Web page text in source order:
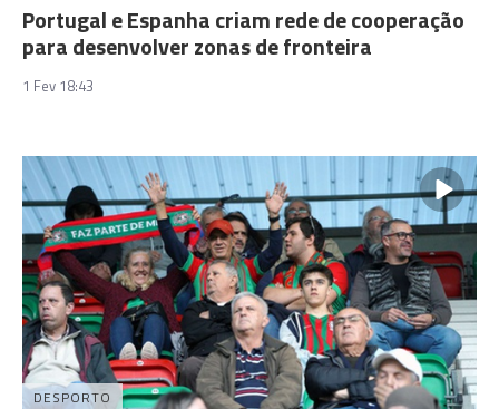
Portugal e Espanha criam rede de cooperação
para desenvolver zonas de fronteira
1 Fev 18:43
DESPORTO